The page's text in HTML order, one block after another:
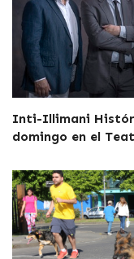
Inti-Illimani
domingo en el